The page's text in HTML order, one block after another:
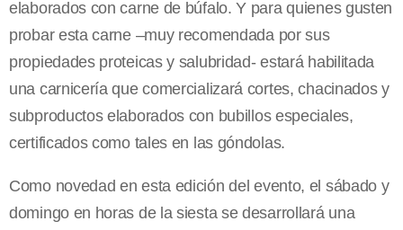
elaborados con carne de búfalo. Y para quienes gusten
probar esta carne –muy recomendada por sus
propiedades proteicas y salubridad- estará habilitada
una carnicería que comercializará cortes, chacinados y
subproductos elaborados con bubillos especiales,
certificados como tales en las góndolas.
Como novedad en esta edición del evento, el sábado y
domingo en horas de la siesta se desarrollará una